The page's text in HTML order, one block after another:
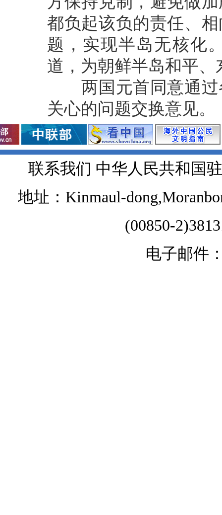
都负起该负的责任、
题，实现半岛无核化
道，为朝鲜半岛和平
两国元首同意通过
关心的问题交换意见。
联系我们 中华人民共和国
地址：Kinmaul-
(00850-
电子邮件